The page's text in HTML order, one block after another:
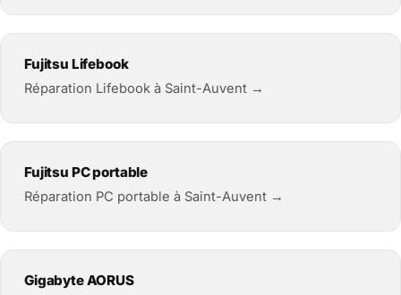
Fujitsu Lifebook
Réparation Lifebook à Saint-Auvent →
Fujitsu PC portable
Réparation PC portable à Saint-Auvent →
Gigabyte AORUS